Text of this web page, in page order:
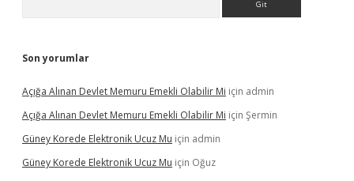
Son yorumlar
Açığa Alınan Devlet Memuru Emekli Olabilir Mi için admin
Açığa Alınan Devlet Memuru Emekli Olabilir Mi için Şermin
Güney Korede Elektronik Ucuz Mu için admin
Güney Korede Elektronik Ucuz Mu için Oğuz